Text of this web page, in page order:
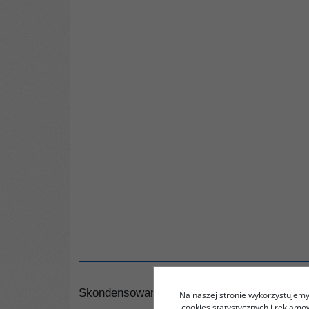
Skondensowana wiedza o współczesnych
Na naszej stronie